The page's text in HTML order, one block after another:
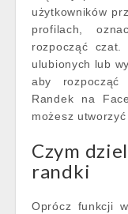
użytkowników
profilach,
rozpocząć
ulubionych lub
aby rozpocząć
Randek na
możesz
Czym
randki
Oprócz funkcji